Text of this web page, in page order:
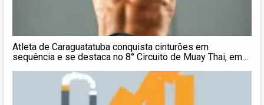
Atleta de Caraguatatuba conquista cinturões em
sequência e se destaca no 8° Circuito de Muay Thai, em